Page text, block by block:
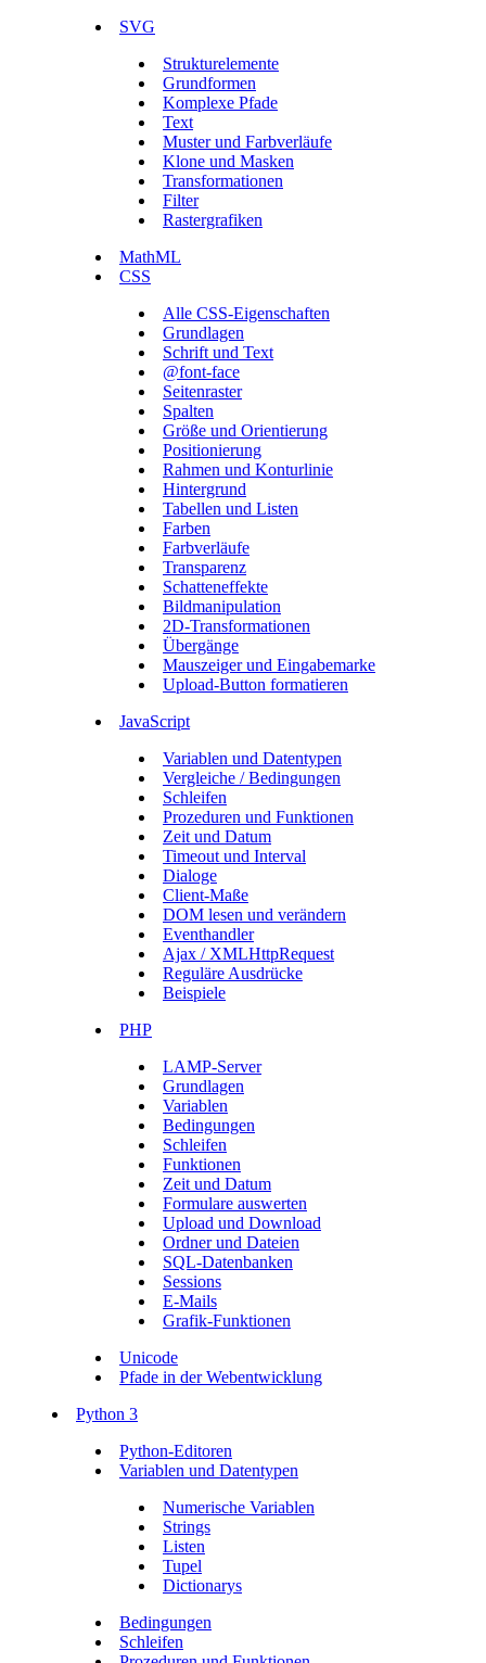
SVG
Strukturelemente
Grundformen
Komplexe Pfade
Text
Muster und Farbverläufe
Klone und Masken
Transformationen
Filter
Rastergrafiken
MathML
CSS
Alle CSS-Eigenschaften
Grundlagen
Schrift und Text
@font-face
Seitenraster
Spalten
Größe und Orientierung
Positionierung
Rahmen und Konturlinie
Hintergrund
Tabellen und Listen
Farben
Farbverläufe
Transparenz
Schatteneffekte
Bildmanipulation
2D-Transformationen
Übergänge
Mauszeiger und Eingabemarke
Upload-Button formatieren
JavaScript
Variablen und Datentypen
Vergleiche / Bedingungen
Schleifen
Prozeduren und Funktionen
Zeit und Datum
Timeout und Interval
Dialoge
Client-Maße
DOM lesen und verändern
Eventhandler
Ajax / XMLHttpRequest
Reguläre Ausdrücke
Beispiele
PHP
LAMP-Server
Grundlagen
Variablen
Bedingungen
Schleifen
Funktionen
Zeit und Datum
Formulare auswerten
Upload und Download
Ordner und Dateien
SQL-Datenbanken
Sessions
E-Mails
Grafik-Funktionen
Unicode
Pfade in der Webentwicklung
Python 3
Python-Editoren
Variablen und Datentypen
Numerische Variablen
Strings
Listen
Tupel
Dictionarys
Bedingungen
Schleifen